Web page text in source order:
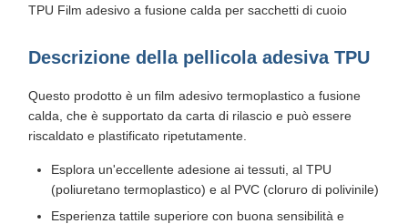
TPU Film adesivo a fusione calda per sacchetti di cuoio
Descrizione della pellicola adesiva TPU
Questo prodotto è un film adesivo termoplastico a fusione
calda, che è supportato da carta di rilascio e può essere
riscaldato e plastificato ripetutamente.
Esplora un'eccellente adesione ai tessuti, al TPU
(poliuretano termoplastico) e al PVC (cloruro di polivinile)
Esperienza tattile superiore con buona sensibilità e